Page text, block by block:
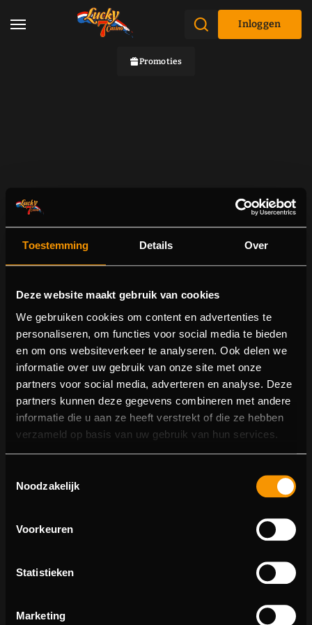
Toestemming Details Over
Deze website maakt gebruik van cookies
We gebruiken cookies om content en advertenties te
personaliseren, om functies voor social media te bieden
en om ons websiteverkeer te analyseren. Ook delen we
informatie over uw gebruik van onze site met onze
partners voor social media, adverteren en analyse. Deze
partners kunnen deze gegevens combineren met andere
informatie die u aan ze heeft verstrekt of die ze hebben
verzameld op basis van uw gebruik van hun services.
Noodzakelijk
Voorkeuren
Statistieken
Marketing
Promoties
Inloggen
OEPS!
Er is iets misgegaan... Laad de pagina opnieuw en
probeer het opnieuw.